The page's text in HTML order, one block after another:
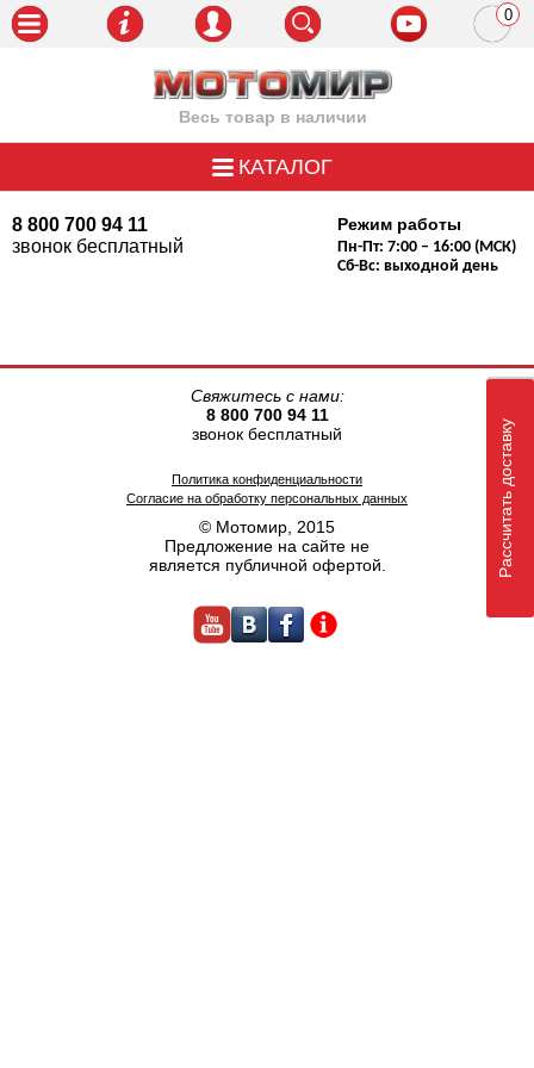
Весь товар в наличии
8 800 700 94 11
звонок бесплатный
Режим работы
Пн-Пт: 7:00 – 16:00 (МСК)
Сб-Вс: выходной день
0
КАТАЛОГ
© Мотомир, 2015
Предложение на сайте не
является публичной офертой.
Политика конфиденциальности
Согласие на обработку персональных данных
Свяжитесь с нами:
8 800 700 94 11
звонок бесплатный
Рассчитать доставку